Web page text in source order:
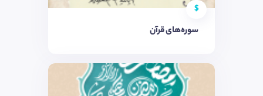
$
سوره‌های قرآن